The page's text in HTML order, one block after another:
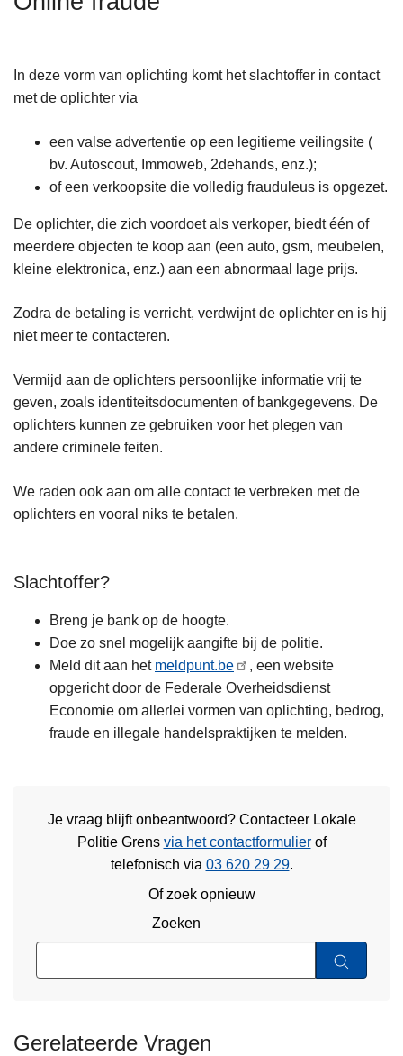
In deze vorm van oplichting komt het slachtoffer in contact
met de oplichter via
een valse advertentie op een legitieme veilingsite (
bv. Autoscout, Immoweb, 2dehands, enz.);
of een verkoopsite die volledig frauduleus is opgezet.
De oplichter, die zich voordoet als verkoper, biedt één of
meerdere objecten te koop aan (een auto, gsm, meubelen,
kleine elektronica, enz.) aan een abnormaal lage prijs.
Zodra de betaling is verricht, verdwijnt de oplichter en is hij
niet meer te contacteren.
Vermijd aan de oplichters persoonlijke informatie vrij te
geven, zoals identiteitsdocumenten of bankgegevens. De
oplichters kunnen ze gebruiken voor het plegen van
andere criminele feiten.
We raden ook aan om alle contact te verbreken met de
oplichters en vooral niks te betalen.
Slachtoffer?
Breng je bank op de hoogte.
Doe zo snel mogelijk aangifte bij de politie.
Meld dit aan het meldpunt.be
, een website
opgericht door de Federale Overheidsdienst
Economie om allerlei vormen van oplichting, bedrog,
fraude en illegale handelspraktijken te melden.
Je vraag blijft onbeantwoord? Contacteer Lokale
Politie Grens via het contactformulierof
telefonisch via 03 620 29 29.
Of zoek opnieuw
Zoeken
Gerelateerde Vragen